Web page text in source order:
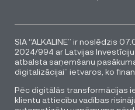
SIA “ALKALINE” ir noslēdzis
2024/994 ar Latvijas
atbalsta saņemšanu
digitalizācijai” ietvaros, ko
Pēc digitālās transformācijas
klientu attiecību vadības